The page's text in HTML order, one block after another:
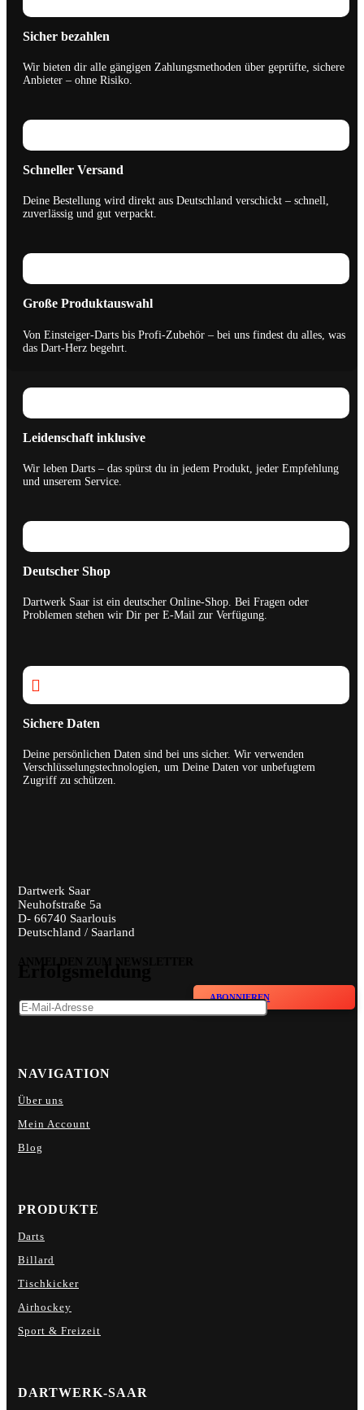
Sicher bezahlen
Wir bieten dir alle gängigen Zahlungsmethoden über geprüfte, sichere
Anbieter – ohne Risiko.
Schneller Versand
Deine Bestellung wird direkt aus Deutschland verschickt – schnell,
zuverlässig und gut verpackt.
Große Produktauswahl
Von Einsteiger-Darts bis Profi-Zubehör – bei uns findest du alles, was
das Dart-Herz begehrt.
Leidenschaft inklusive
Wir leben Darts – das spürst du in jedem Produkt, jeder Empfehlung
und unserem Service.
Deutscher Shop
Dartwerk Saar ist ein deutscher Online-Shop. Bei Fragen oder
Problemen stehen wir Dir per E-Mail zur Verfügung.

Sichere Daten
Deine persönlichen Daten sind bei uns sicher. Wir verwenden
Verschlüsselungstechnologien, um Deine Daten vor unbefugtem
Zugriff zu schützen.
Dartwerk Saar
Neuhofstraße 5a
D- 66740 Saarlouis
Deutschland / Saarland
ABONNIEREN
NAVIGATION
Über uns
Mein Account
Blog
PRODUKTE
Darts
Billard
Tischkicker
Airhockey
Sport & Freizeit
DARTWERK-SAAR